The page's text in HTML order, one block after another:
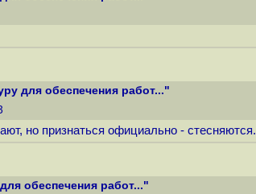
для обеспечения работ..."
но признаться официально - стесняются.
обеспечения работ..."